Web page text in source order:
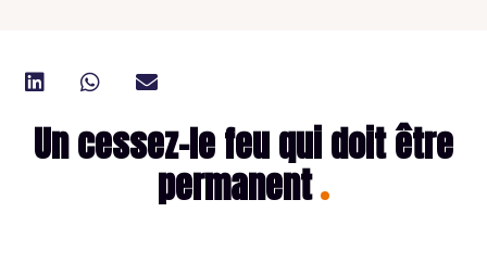
Un cessez-le feu qui doit être
permanent